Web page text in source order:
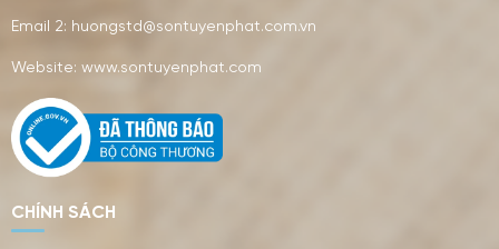
Email 2: huongstd@sontuyenphat.com.vn
Website: www.sontuyenphat.com
CHÍNH SÁCH